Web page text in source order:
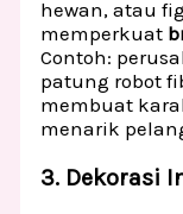
hewan, atau
memperkuat
Contoh:
patung robot
membuat
menarik
3. Dekorasi